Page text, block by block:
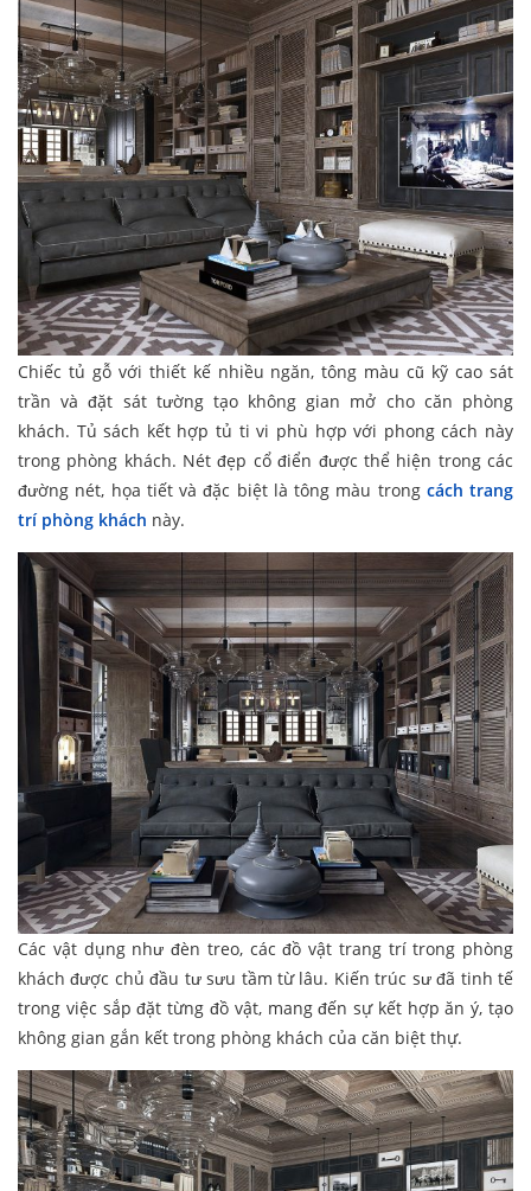
Chiếc tủ gỗ với thiết kế nhiều ngăn, tông màu cũ kỹ cao sát
trần và đặt sát tường tạo không gian mở cho căn phòng
khách. Tủ sách kết hợp tủ ti vi phù hợp với phong cách này
trong phòng khách. Nét đẹp cổ điển được thể hiện trong các
đường nét, họa tiết và đặc biệt là tông màu trong cách trang
trí phòng khách này.
Các vật dụng như đèn treo, các đồ vật trang trí trong phòng
khách được chủ đầu tư sưu tầm từ lâu. Kiến trúc sư đã tinh tế
trong việc sắp đặt từng đồ vật, mang đến sự kết hợp ăn ý, tạo
không gian gắn kết trong phòng khách của căn biệt thự.